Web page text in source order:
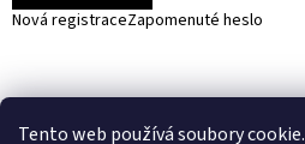
Tento web používá soubory
Nová registraceZapomenuté heslo
SOLARCZ.cz - Vše pro